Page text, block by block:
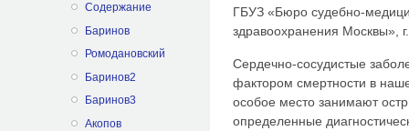
Содержание
Баринов
Ромодановский
Баринов2
Баринов3
Акопов
ГБУЗ «Бюро судебно-
здравоохранения Москвы»,
Сердечно-сосудистые
фактором смертности в
особое место занимают
определенные